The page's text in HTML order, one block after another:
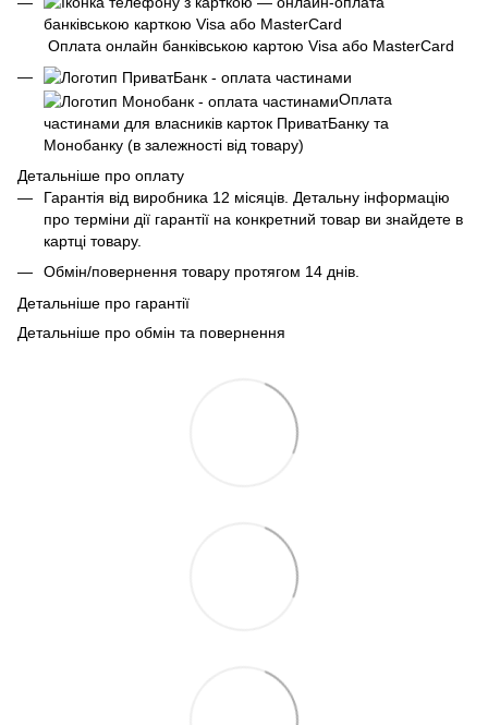
Оплата онлайн банківською картою Visa або MasterCard
Оплата
частинами для власників карток ПриватБанку та
Монобанку (в залежності від товару)
Детальніше про оплату
Гарантія від виробника 12 місяців. Детальну інформацію
про терміни дії гарантії на конкретний товар ви знайдете в
картці товару.
Обмін/повернення товару протягом 14 днів.
Детальніше про гарантії
Детальніше про обмін та повернення